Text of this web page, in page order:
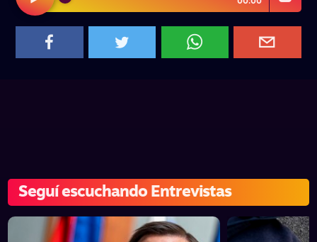
Seguí escuchando Entrevistas